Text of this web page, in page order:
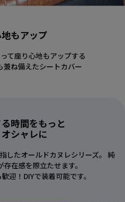
もアップ
て座り心地もアップする
兼ね備えたシートカバー
時間をもっと
シャレに
したオールドカヌレシリーズ。 純
在感を際立たせます。
迎！DIYで装着可能です。